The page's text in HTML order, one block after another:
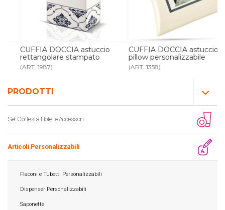
PRODOTTI
Set Cortesia Hotel e Accessori
Articoli Personalizzabili
Flaconi e Tubetti Personalizzabili
Dispenser Personalizzabili
Saponette
CUFFIA DOCCIA astuccio
rettangolare stampato
(ART. 1987)
CUFFIA DOCCIA astuccio
pillow personalizzabile
(ART. 1358)